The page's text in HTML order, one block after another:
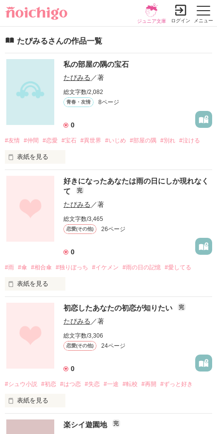
メニュー
ジュニア文庫 ログイン
たぴみるさんの作品一覧
私の部屋の隅の宝石
たぴみる ／著
総文字数/2,082
青春・友情 8ページ
0
#友情 #仲間 #恋愛 #宝石 #異世界 #いじめ #部屋の隅 #別れ #泣ける
表紙を見る
高校に入学してすぐのこと、
桜蘭は学校でトラブルを起こしていた。
と、いっても桜蘭は悪くなくて、
....................
※誤字、脱字が多いかもしれません
※文才が無いので
執筆開始→2018/07/22
作品を読む
好きになったあなたは雨の日にしか現れなく
て
完
たぴみる ／著
総文字数/3,465
恋愛(その他) 26ページ
0
#雨 #傘 #相合傘 #独りぼっち #イケメン #雨の日の記憶 #愛してる
表紙を見る
｢ねぇ？君…1人なの？｣
｢雨の日は会いに行くよ。｣
初恋したあなたの初恋が知りたい 完
たぴみる ／著
総文字数/3,306
恋愛(その他) 24ページ
0
#シュウ小説 #初恋 #はつ恋 #失恋 #一途 #転校 #再開 #ずっと好き
表紙を見る
楽シイ遊園地 完